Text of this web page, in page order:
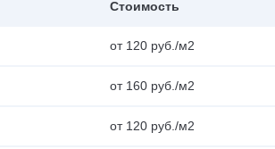
Стоимость
от 120 руб./м2
от 160 руб./м2
от 120 руб./м2